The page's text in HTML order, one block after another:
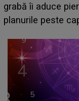
face o
sa: "I-am spus și